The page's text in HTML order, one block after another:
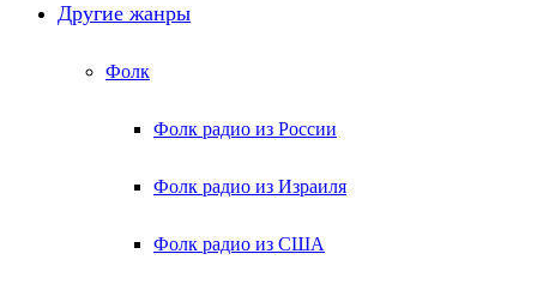
Другие жанры
Фолк
Фолк радио из России
Фолк радио из Израиля
Фолк радио из США